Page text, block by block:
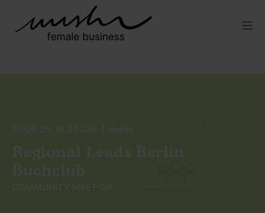
25.06.25, 18:30 Uhr | Berlin
Regional Leads Berlin
Buchclub
COMMUNITY MEET-UP